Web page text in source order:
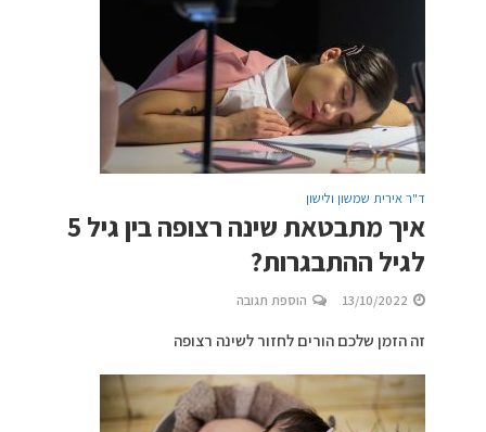
ד"ר אירית שמשון ולישון
איך מתבטאת שינה רצופה בין גיל 5
לגיל ההתבגרות?
13/10/2022 הוספת תגובה
זה הזמן שלכם הורים לחזור לשינה רצופה